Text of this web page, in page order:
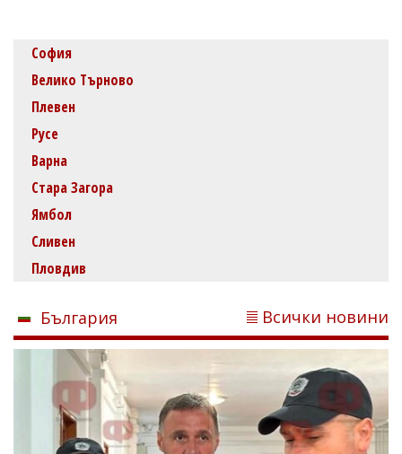
София
Велико Търново
Плевен
Русе
Варна
Стара Загора
Ямбол
Сливен
Пловдив
България Всички новини